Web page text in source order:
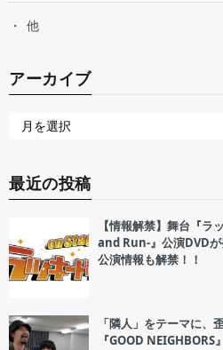
他
アーカイブ
最近の投稿
【情報解禁】舞台『
and Run-』公演DVD
公演情報も解禁！！
「隣人」をテーマに
『GOOD NEIGHBORS